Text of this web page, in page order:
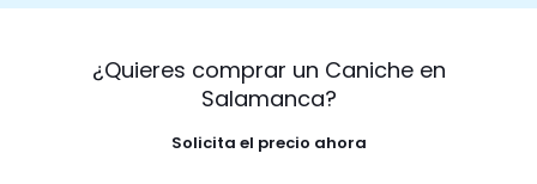
¿Quieres comprar un Caniche en
Salamanca?
Solicita el precio ahora